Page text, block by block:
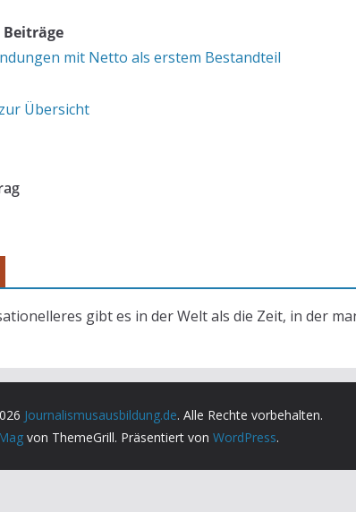
mit Netto als erstem Bestandteil
Übersicht
gibt es in der Welt als die Zeit, in der
Journalismusausbildung.de. Alle Rechte vorbehalten.
von ThemeGrill. Präsentiert von WordPress.